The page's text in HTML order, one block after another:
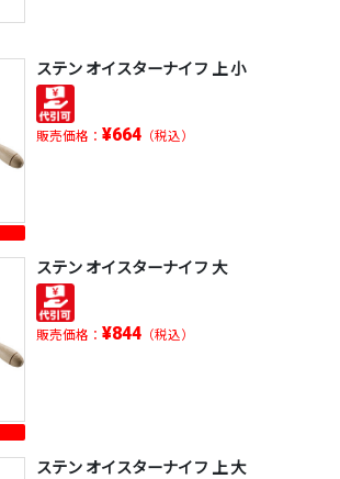
ステン オイスターナイフ 上 小
販売価格： ¥664（税込）
ステン オイスターナイフ 大
販売価格： ¥844（税込）
ステン オイスターナイフ 上 大